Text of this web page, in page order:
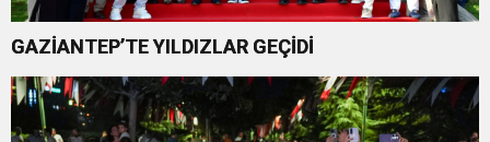
GAZİANTEP’TE YILDIZLAR GEÇİDİ